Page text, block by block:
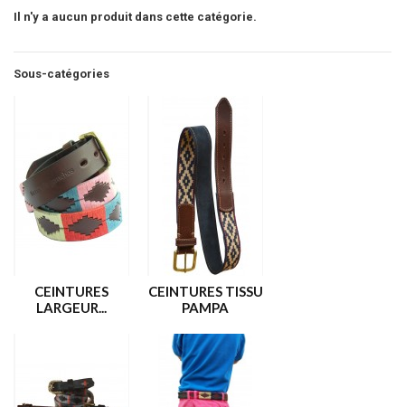
Il n'y a aucun produit dans cette catégorie.
Sous-catégories
CEINTURES
LARGEUR...
CEINTURES TISSU
PAMPA